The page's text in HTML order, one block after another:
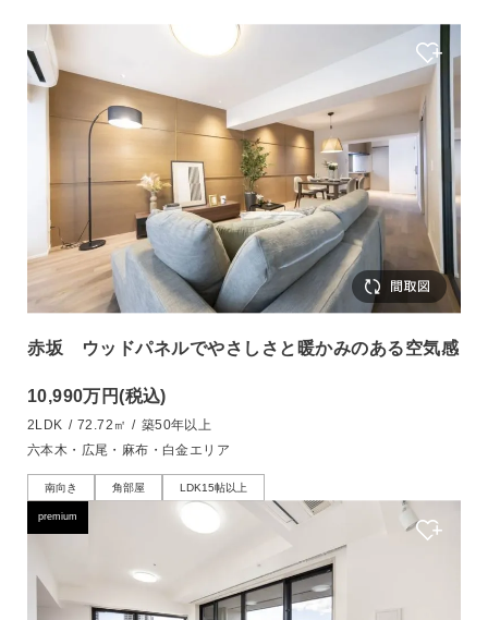
赤坂 ウッドパネルでやさしさと暖かみのある空気感
10,990万円(税込)
2LDK / 72.72㎡ / 築50年以上
六本木・広尾・麻布・白金エリア
南向き 角部屋 LDK15帖以上
premium